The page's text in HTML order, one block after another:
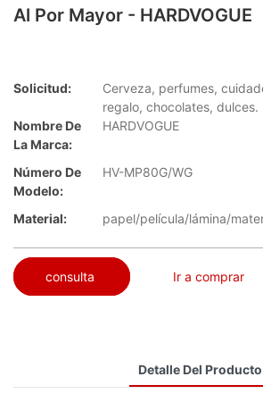
Al Por Mayor - HARDVOGUE
Solicitud:
Cerveza, perfumes,
regalo, chocolates, dulces.
Nombre De
La Marca:
HARDVOGUE
Número De
Modelo:
HV-MP80G/WG
Material: papel/película/lámina/
consulta Ir a comprar
Detalle Del Producto